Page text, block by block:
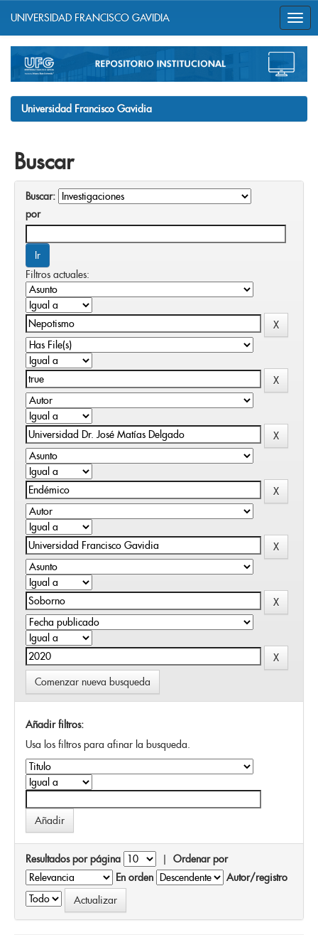
navigation
UNIVERSIDAD FRANCISCO GAVIDIA
Universidad Francisco Gavidia
Buscar
Buscar:
por
Filtros actuales:
Comenzar nueva busqueda
Añadir filtros:
Usa los filtros para afinar la busqueda.
Resultados por página | Ordenar por
En orden
Autor/registro